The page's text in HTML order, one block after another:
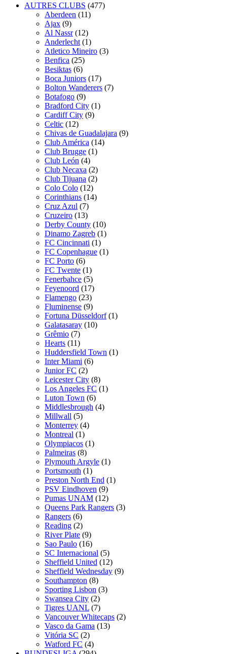
AUTRES CLUBS (477)
Aberdeen (11)
Ajax (9)
Al Nassr (12)
Anderlecht (1)
Atletico Mineiro (3)
Benfica (25)
Besiktas (6)
Boca Juniors (17)
Bolton Wanderers (7)
Botafogo (9)
Bradford City (1)
Cardiff City (9)
Celtic (12)
Chivas de Guadalajara (9)
Club América (14)
Club Brugge (1)
Club León (4)
Club Necaxa (2)
Club Tijuana (2)
Colo Colo (12)
Corinthians (14)
Cruz Azul (7)
Cruzeiro (13)
Derby County (10)
Dinamo Zagreb (1)
FC Cincinnati (1)
FC Copenhague (1)
FC Porto (6)
FC Twente (1)
Fenerbahce (5)
Feyenoord (17)
Flamengo (23)
Fluminense (9)
Fortuna Düsseldorf (1)
Galatasaray (10)
Grêmio (7)
Hearts (11)
Huddersfield Town (1)
Inter Miami (6)
Junior FC (2)
Leicester City (8)
Los Angeles FC (1)
Luton Town (6)
Middlesbrough (4)
Millwall (5)
Monterrey (4)
Montreal (1)
Olympiacos (1)
Palmeiras (8)
Plymouth Argyle (1)
Portsmouth (1)
Preston North End (1)
PSV Eindhoven (9)
Pumas UNAM (12)
Queens Park Rangers (3)
Rangers (6)
Reading (2)
River Plate (9)
Sao Paulo (16)
SC Internacional (5)
Sheffield United (12)
Sheffield Wednesday (9)
Southampton (8)
Sporting Lisbon (3)
Swansea City (2)
Tigres UANL (7)
Vancouver Whitecaps (2)
Vasco da Gama (13)
Vitória SC (2)
Watford FC (4)